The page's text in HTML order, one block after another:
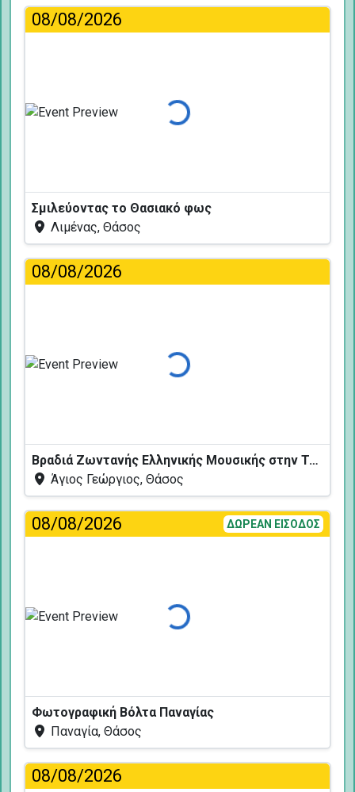
08/08/2026
Φόρτωση...
Σμιλεύοντας το Θασιακό φως
Λιμένας, Θάσος
08/08/2026
Φόρτωση...
Βραδιά Ζωντανής Ελληνικής Μουσικής στην Ταβέρνα Κελάρι
Άγιος Γεώργιος, Θάσος
08/08/2026 ΔΩΡΕΑΝ ΕΙΣΟΔΟΣ
Φόρτωση...
Φωτογραφική Βόλτα Παναγίας
Παναγία, Θάσος
08/08/2026